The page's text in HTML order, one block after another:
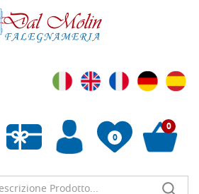
0
de deseos vacía
0